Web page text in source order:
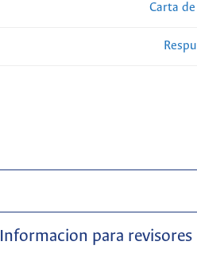
Carta
Informacion para revisores